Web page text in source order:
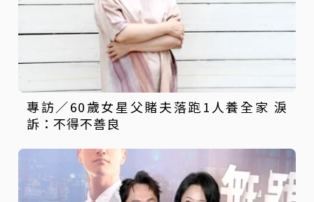
專訪／60歲女星父賭夫落跑1人養全家 淚
訴：不得不善良